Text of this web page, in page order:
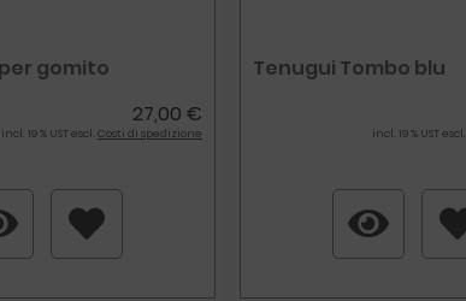
gomito
27,00 €
incl. 19 % UST escl. Costi di spedizione
Tenugui Tombo blu
incl. 19 % UST escl.